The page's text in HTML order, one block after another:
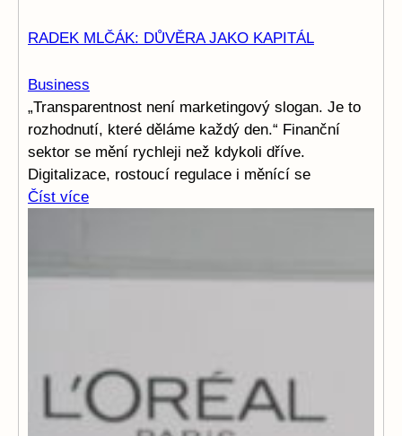
RADEK MLČÁK: DŮVĚRA JAKO KAPITÁL
Business
„Transparentnost není marketingový slogan. Je to
rozhodnutí, které děláme každý den.“ Finanční
sektor se mění rychleji než kdykoli dříve.
Digitalizace, rostoucí regulace i měnící se
Číst více